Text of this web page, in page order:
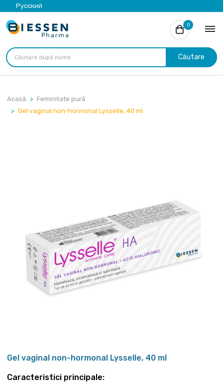
Русский
Căutare
0
Acasă
Feminitate pură
Gel vaginal non-hormonal Lysselle, 40 ml
Gel vaginal non-hormonal Lysselle, 40 ml
Caracteristici principale: